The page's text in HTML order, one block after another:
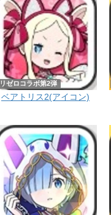
リゼロコラボ第2弾
ベアトリス2(アイコン)